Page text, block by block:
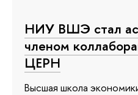
НИУ ВШЭ стал
членом
ЦЕРН
Высшая школа